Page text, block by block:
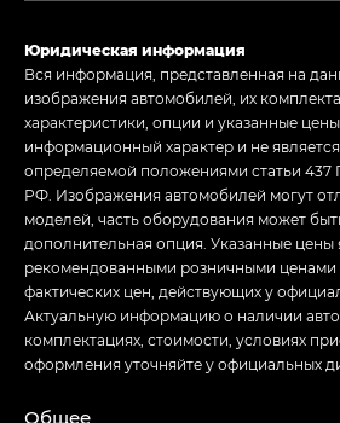
Юридическая информация
Вся информация, представленная на
изображения автомобилей, их
характеристики, опции и указанные
информационный характер и не
определяемой положениями статьи 437
РФ. Изображения автомобилей могут
моделей, часть оборудования может
дополнительная опция. Указанные цены
рекомендованными розничными ценами
фактических цен, действующих у
Актуальную информацию о наличии
комплектациях, стоимости, условиях
оформления уточняйте у официальных
Общее